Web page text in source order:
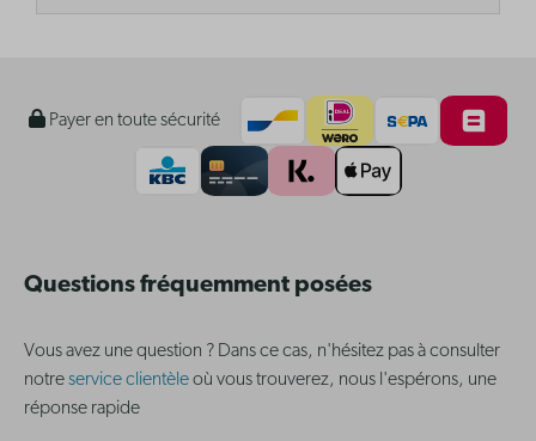
Payer en toute sécurité
Questions fréquemment posées
Vous avez une question ? Dans ce cas, n'hésitez pas à consulter
notreservice clientèleoù vous trouverez, nous l'espérons, une
réponse rapide